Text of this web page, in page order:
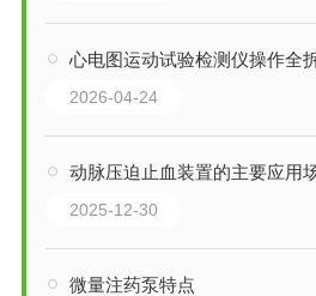
心电图运动试验检测仪操作全拆解：
2026-04-24
动脉压迫止血装置的主要应用
2025-12-30
微量注药泵特点